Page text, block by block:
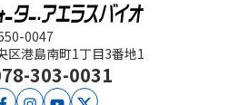
0047
区港島南町1丁目3番地1
303-0031